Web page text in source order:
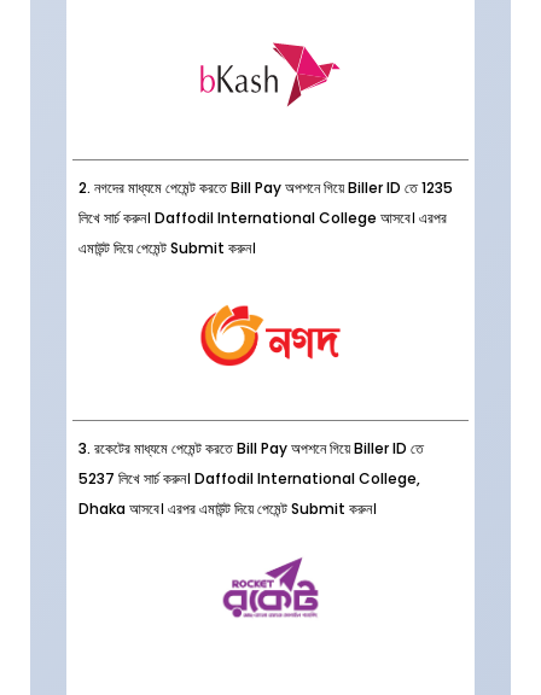
2. নগদের মাধ্যমে পেমেন্ট করতে Bill Pay অপশনে গিয়ে Biller ID তে 1235
লিখে সার্চ করুন। Daffodil International College আসবে। এরপর
এমাউন্ট দিয়ে পেমেন্ট Submit করুন।
3. রকেটের মাধ্যমে পেমেন্ট করতে Bill Pay অপশনে গিয়ে Biller ID তে
5237 লিখে সার্চ করুন। Daffodil International College,
Dhaka আসবে। এরপর এমাউন্ট দিয়ে পেমেন্ট Submit করুন।